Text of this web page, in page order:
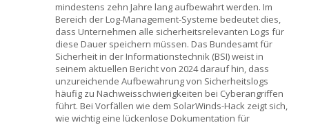
mindestens zehn Jahre lang aufbewahrt werden. Im
Bereich der Log-Management-Systeme bedeutet dies,
dass Unternehmen alle sicherheitsrelevanten Logs für
diese Dauer speichern müssen. Das Bundesamt für
Sicherheit in der Informationstechnik (BSI) weist in
seinem aktuellen Bericht von 2024 darauf hin, dass
unzureichende Aufbewahrung von Sicherheitslogs
häufig zu Nachweisschwierigkeiten bei Cyberangriffen
führt. Bei Vorfällen wie dem SolarWinds-Hack zeigt sich,
wie wichtig eine lückenlose Dokumentation für